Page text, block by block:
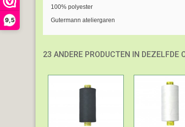
9,5
100% polyester
Gutermann ateliergaren
23 ANDERE PRODUCTEN IN DEZELFDE